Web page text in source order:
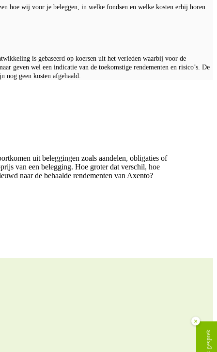
hoe wij voor je beleggen, in welke fondsen en welke kosten erbij horen.
is gebaseerd op koersen uit het verleden waarbij voor de
geven wel een indicatie van de toekomstige rendementen en risico’s. De
nog geen kosten afgehaald.
uit beleggingen zoals aandelen, obligaties of
van een belegging. Hoe groter dat verschil, hoe
naar de behaalde rendementen van Axento?
×